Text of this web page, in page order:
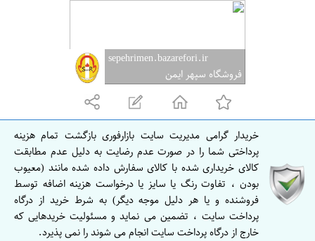
sepehrimen.bazarefori.ir
فروشگاه سپهر ایمن
خریدار گرامی مدیریت سایت بازارفوری بازگشت تمام هزینه
پرداختی شما را در صورت عدم رضایت به دلیل عدم مطابقت
کالای خریداری شده با کالای سفارش داده شده مانند (معیوب
بودن ، تفاوت رنگ یا سایز یا درخواست هزینه اضافه توسط
فروشنده و یا هر دلیل موجه دیگر) به شرط خرید از درگاه
پرداخت سایت ، تضمین می نماید و مسئولیت خریدهایی که
خارج از درگاه پرداخت سایت انجام می شوند را نمی پذیرد.